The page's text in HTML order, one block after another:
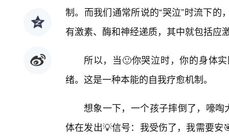
制。而我们通常所说的“哭泣”时流下
有激素、酶和神经递质，其中就包括应
所以，当🙂你哭泣时，你的身体
绪。这是一种本能的自我疗愈机制。
想象一下，一个孩子摔倒了，嚎啕
体在发出💡信号：我受伤了，我需要